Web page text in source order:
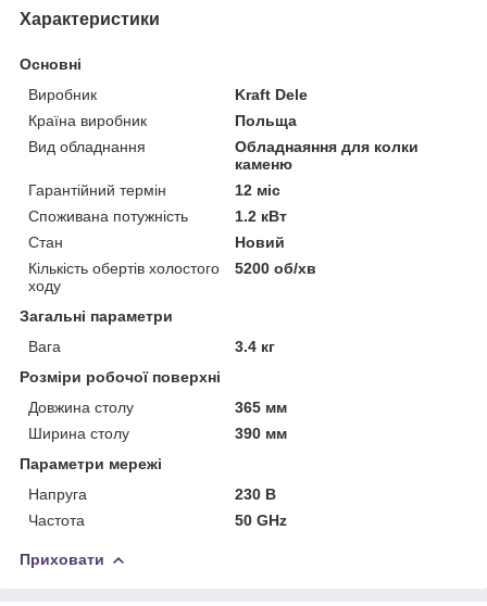
Характеристики
Основні
Виробник
Kraft Dele
Країна виробник
Польща
Вид обладнання
Обладнаяння для колки
каменю
Гарантійний термін
12 міс
Споживана потужність
1.2 кВт
Стан
Новий
Кількість обертів холостого
ходу
5200 об/хв
Загальні параметри
Вага
3.4 кг
Розміри робочої поверхні
Довжина столу
365 мм
Ширина столу
390 мм
Параметри мережі
Напруга
230 В
Частота
50 GHz
Приховати